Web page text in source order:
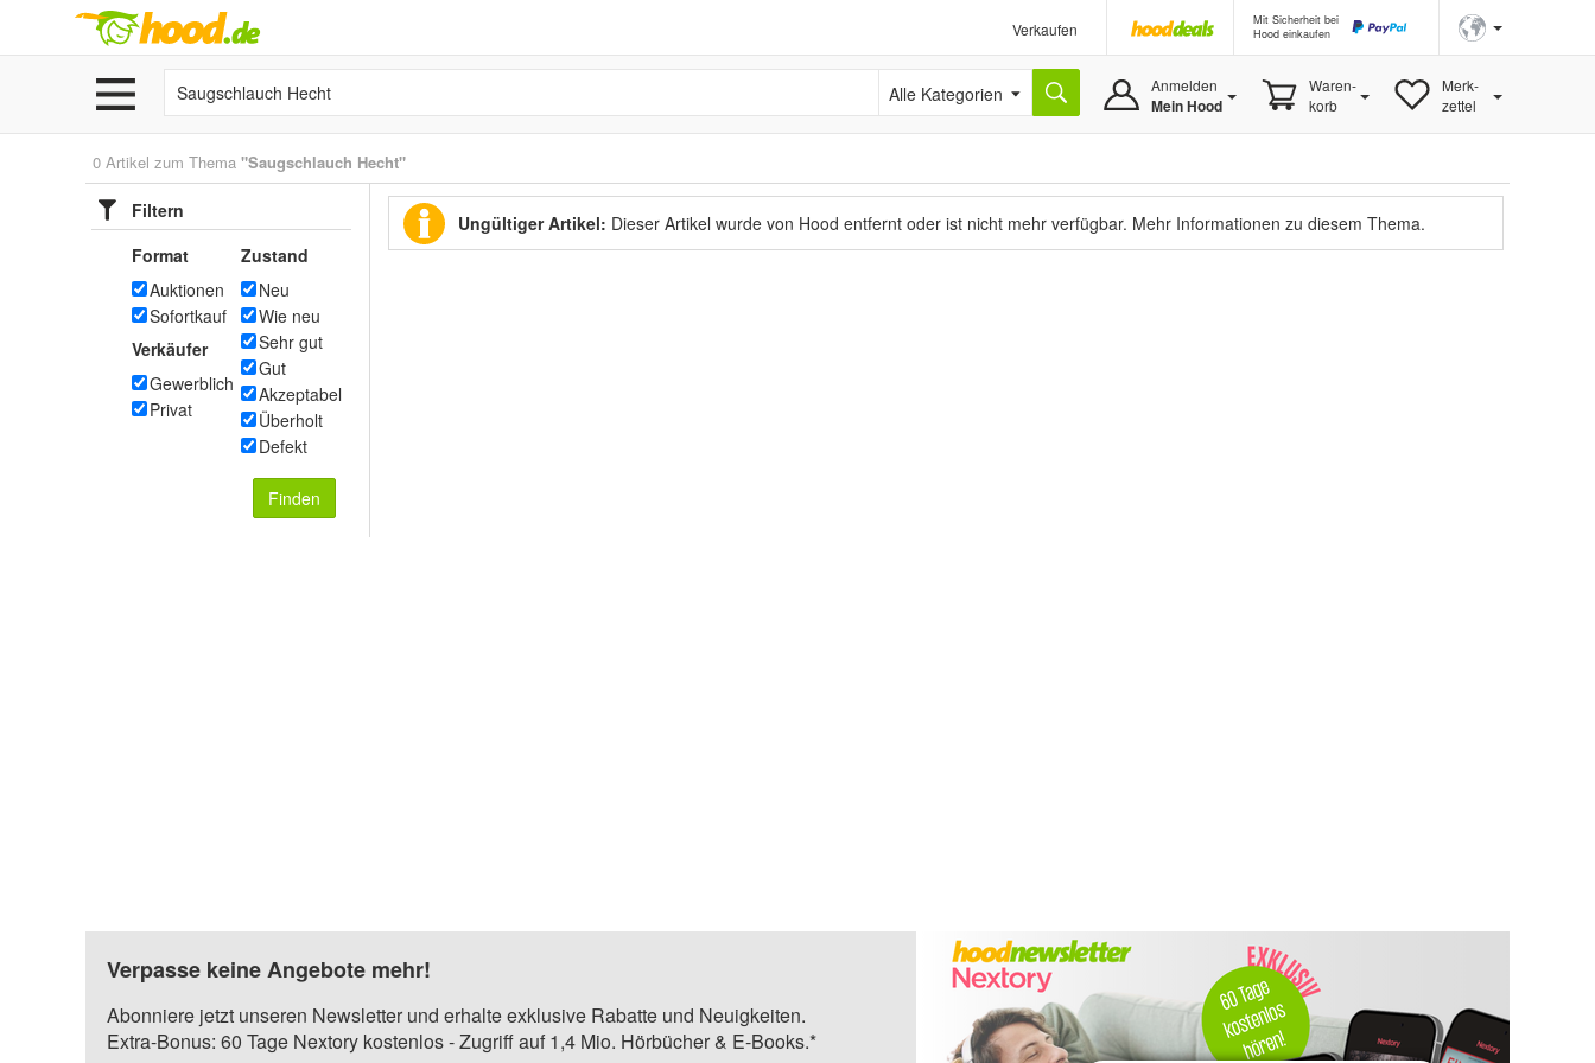
Verkaufen
Mit Sicherheit bei
Hood einkaufen
Alle Kategorien Anmelden
Mein Hood
Waren-
korb
Merk-
zettel
0 Artikel zum Thema "Saugschlauch Hecht"
Filtern
Format
Auktionen
Sofortkauf
Verkäufer
Gewerblich
Privat
Zustand
Neu
Wie neu
Sehr gut
Gut
Akzeptabel
Überholt
Defekt
Finden
Ungültiger Artikel: Dieser Artikel wurde von Hood entfernt oder ist nicht mehr verfügbar. Mehr Informationen zu diesem Thema.
Verpasse keine Angebote mehr!
Abonniere jetzt unseren Newsletter und erhalte exklusive Rabatte und Neuigkeiten.
Extra-Bonus: 60 Tage Nextory kostenlos - Zugriff auf 1,4 Mio. Hörbücher & E-Books.*